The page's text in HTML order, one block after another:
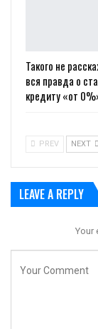
Такого не
вся правда о
кредиту «от
PREV NEXT
LEAVE A REPLY
Your